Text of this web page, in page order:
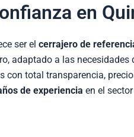
en
ser el cerrajero de
adaptado a las necesidades
total transparencia,
de experiencia en el